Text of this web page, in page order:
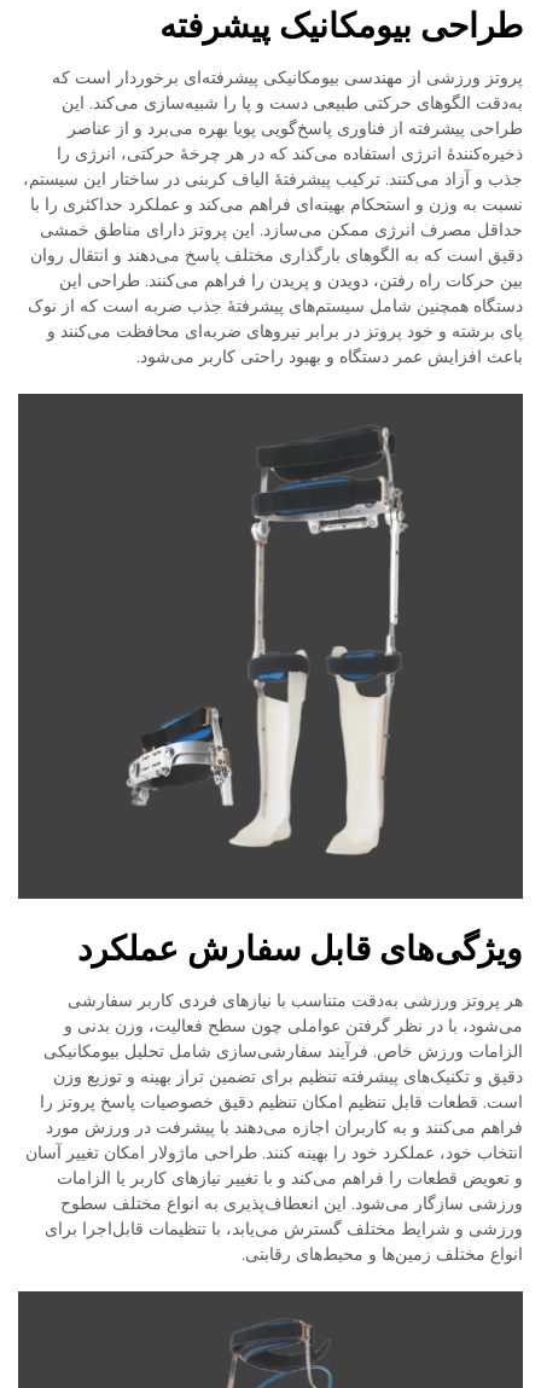
طراحی بیومکانیک پیشرفته
پروتز ورزشی از مهندسی بیومکانیکی پیشرفته‌ای برخوردار است که
به‌دقت الگوهای حرکتی طبیعی دست و پا را شبیه‌سازی می‌کند. این
طراحی پیشرفته از فناوری پاسخ‌گویی پویا بهره می‌برد و از عناصر
ذخیره‌کنندهٔ انرژی استفاده می‌کند که در هر چرخهٔ حرکتی، انرژی را
جذب و آزاد می‌کنند. ترکیب پیشرفتهٔ الیاف کربنی در ساختار این سیستم،
نسبت به وزن و استحکام بهینه‌ای فراهم می‌کند و عملکرد حداکثری را با
حداقل مصرف انرژی ممکن می‌سازد. این پروتز دارای مناطق خمشی
دقیق است که به الگوهای بارگذاری مختلف پاسخ می‌دهند و انتقال روان
بین حرکات راه رفتن، دویدن و پریدن را فراهم می‌کنند. طراحی این
دستگاه همچنین شامل سیستم‌های پیشرفتهٔ جذب ضربه است که از نوک
پای برشته و خود پروتز در برابر نیروهای ضربه‌ای محافظت می‌کنند و
باعث افزایش عمر دستگاه و بهبود راحتی کاربر می‌شود.
ویژگی‌های قابل سفارش عملکرد
هر پروتز ورزشی به‌دقت متناسب با نیازهای فردی کاربر سفارشی
می‌شود، با در نظر گرفتن عواملی چون سطح فعالیت، وزن بدنی و
الزامات ورزش خاص. فرآیند سفارشی‌سازی شامل تحلیل بیومکانیکی
دقیق و تکنیک‌های پیشرفته تنظیم برای تضمین تراز بهینه و توزیع وزن
است. قطعات قابل تنظیم امکان تنظیم دقیق خصوصیات پاسخ پروتز را
فراهم می‌کنند و به کاربران اجازه می‌دهند با پیشرفت در ورزش مورد
انتخاب خود، عملکرد خود را بهینه کنند. طراحی ماژولار امکان تغییر آسان
و تعویض قطعات را فراهم می‌کند و با تغییر نیازهای کاربر یا الزامات
ورزشی سازگار می‌شود. این انعطاف‌پذیری به انواع مختلف سطوح
ورزشی و شرایط مختلف گسترش می‌یابد، با تنظیمات قابل‌اجرا برای
انواع مختلف زمین‌ها و محیط‌های رقابتی.